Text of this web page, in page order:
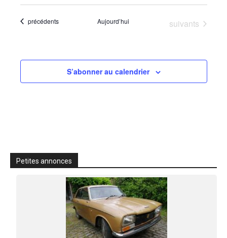
Évènements
précédents Aujourd’hui Évènements
suivants
S’abonner au calendrier
Petites annonces